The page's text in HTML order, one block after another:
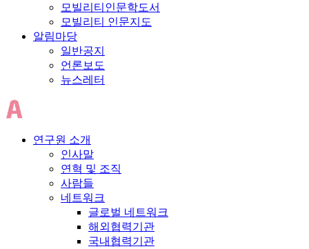
모빌리티인문학도서
모빌리티 인문지도
알림마당
일반공지
언론보도
뉴스레터
연구원 소개
인사말
연혁 및 조직
사람들
네트워크
글로벌 네트워크
해외협력기관
국내협력기관